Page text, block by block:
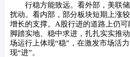
行稳方能致远。看外部，美联
扰动。看内部，部分板块短期上涨
增长的支撑。A股行进的道路上仍
脚踏实地、稳中求进，扎扎实实推
场运行上体现“稳”，在激发市场活
现“进”。